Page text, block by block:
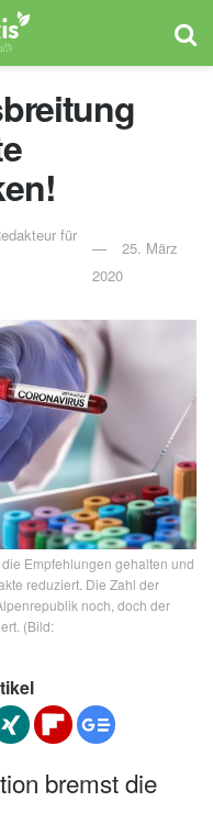
für
25. März
2020
Empfehlungen gehalten und
reduziert. Die Zahl der
noch, doch der
(Bild:
bremst die